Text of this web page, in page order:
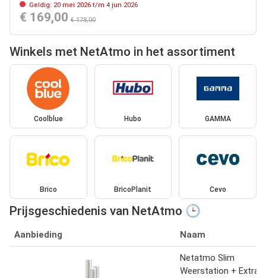
Geldig: 20 mei 2026 t/m 4 jun 2026
€ 169,00 € 178,00
Winkels met NetAtmo in het assortiment
Coolblue Hubo GAMMA
Brico BricoPlanit Cevo
Prijsgeschiedenis van NetAtmo 🕒
Aanbieding Naam
Netatmo Slim
Weerstation + Extra